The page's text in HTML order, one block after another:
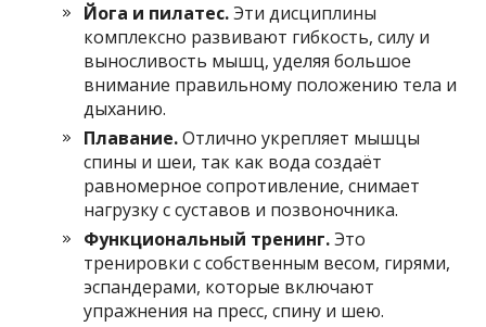
Йога и пилатес.Эти дисциплины
комплексно развивают гибкость, силу и
выносливость мышц, уделяя большое
внимание правильному положению тела и
дыханию.
Плавание.Отлично укрепляет мышцы
спины и шеи, так как вода создаёт
равномерное сопротивление, снимает
нагрузку с суставов и позвоночника.
Функциональный тренинг.Это
тренировки с собственным весом, гирями,
эспандерами, которые включают
упражнения на пресс, спину и шею.